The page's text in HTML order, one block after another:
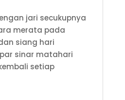
jari secukupnya
merata pada
siang hari
sinar matahari
setiap